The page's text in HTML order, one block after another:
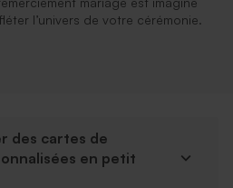
l’univers de votre cérémonie.
des cartes de
en petit